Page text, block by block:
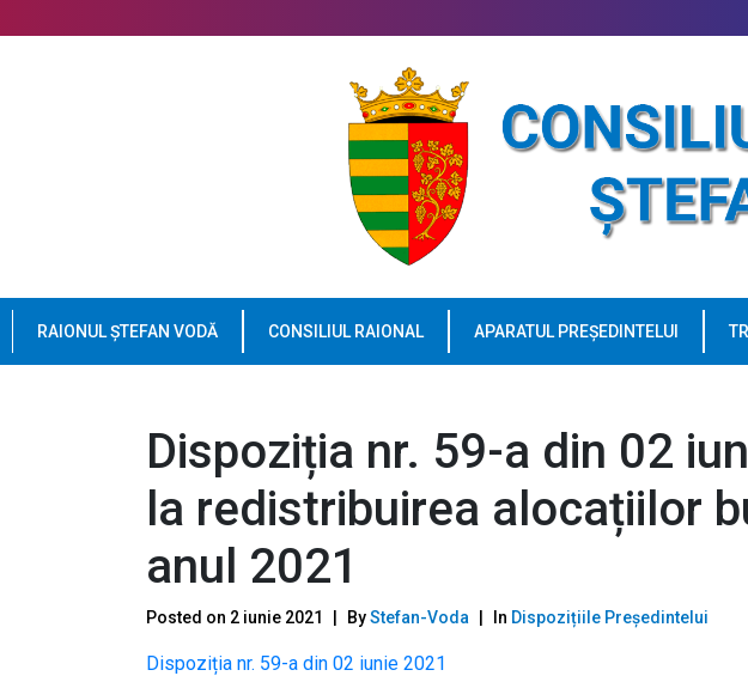
RAIONUL ȘTEFAN VODĂ CONSILIUL RAIONAL APARATUL PREȘEDINTELUI
Dispoziția nr. 59-a din 02
la redistribuirea alocațiilor
anul 2021
Posted on 2 iunie 2021 ByStefan-Voda In Dispozițiile Președintelui
Dispoziția nr. 59-a din 02 iunie 2021